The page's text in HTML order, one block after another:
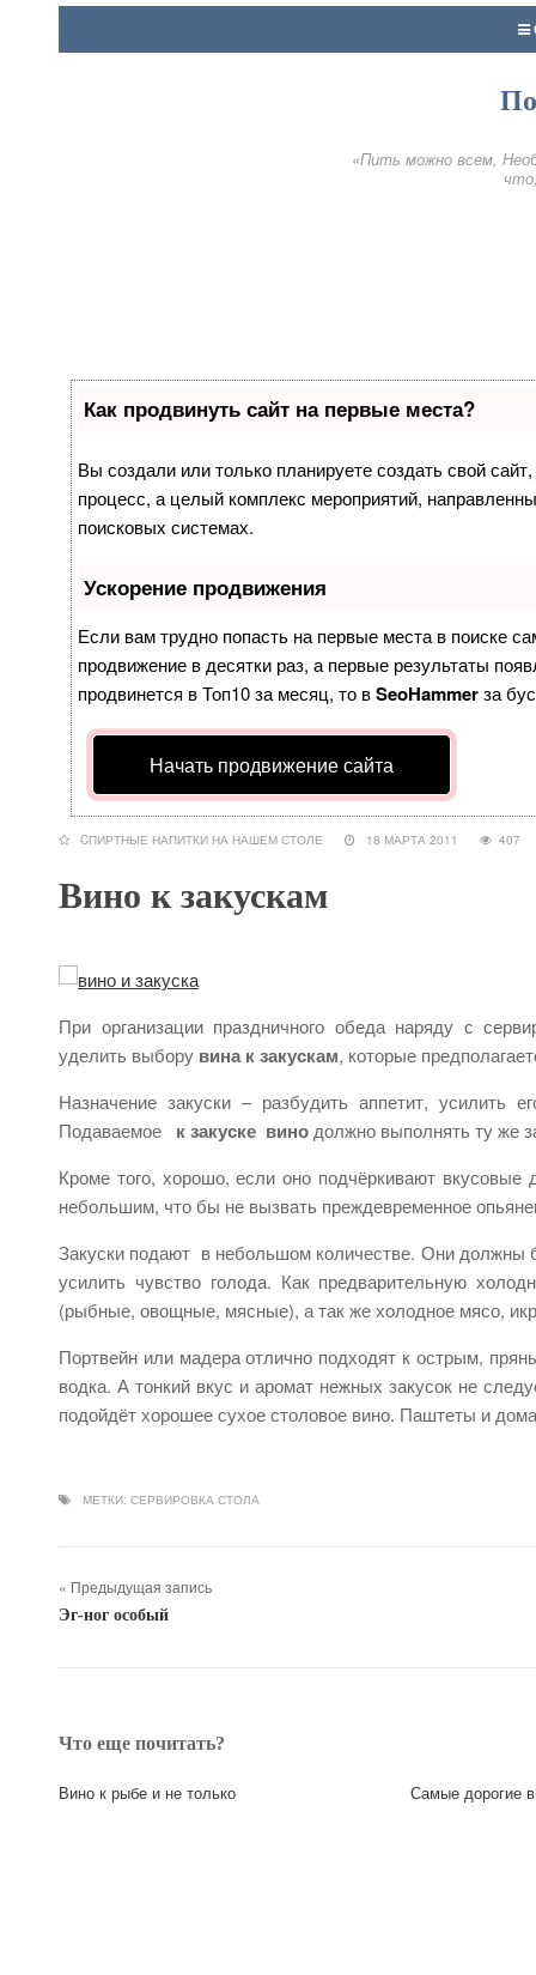
«Пить можно всем,
Как продвинуть сайт на первые места?
Вы создали или только планируете создать свой
процесс, а целый комплекс мероприятий,
поисковых системах.
Ускорение продвижения
Если вам трудно попасть на первые места в поиске
продвижение в десятки раз, а первые результаты
продвинется в Топ10 за месяц, то вSeoHammerза
Начать продвижение сайта
CПИРТНЫЕ НАПИТКИ НА НАШЕМ СТОЛЕ 18 МАРТА 2011
Вино к закускам
При организации праздничного обеда наряду с
уделить выбору вина к закускам, которые
Назначение закуски – разбудить аппетит, усилить
Подаваемое к закуске вино должно выполнять ту же
Кроме того, хорошо, если оно подчёркивают вкусовые
небольшим, что бы не вызвать преждевременное
Закуски подают в небольшом количестве. Они должны
усилить чувство голода. Как предварительную
(рыбные, овощные, мясные), а так же холодное мясо,
Портвейн или мадера отлично подходят к острым,
водка. А тонкий вкус и аромат нежных закусок не
подойдёт хорошее сухое столовое вино. Паштеты и
МЕТКИ: СЕРВИРОВКА СТОЛА
« Предыдущая запись
Эг-ног особый
Что еще почитать?
Вино к рыбе и не только Самые дорогие